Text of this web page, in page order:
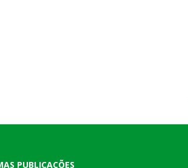
PUBLICAÇÕES